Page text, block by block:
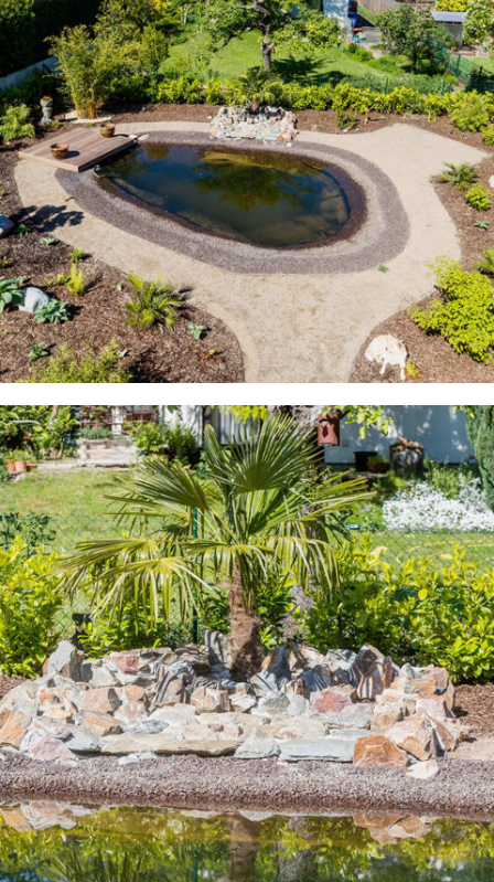
NATÜRLICHER TEICH IM GARTEN